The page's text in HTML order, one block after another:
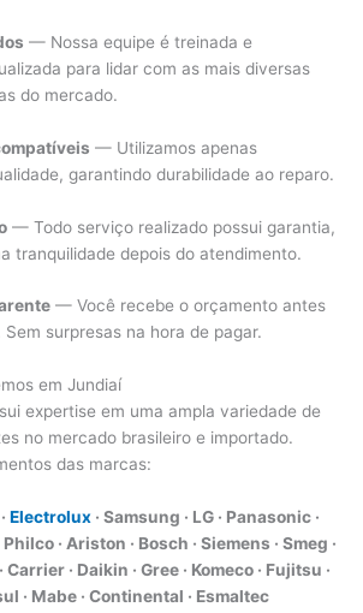
— Nossa equipe é treinada e
para lidar com as mais diversas
do mercado.
— Utilizamos apenas
garantindo durabilidade ao reparo.
— Todo serviço realizado possui garantia,
tranquilidade depois do atendimento.
— Você recebe o orçamento antes
surpresas na hora de pagar.
em Jundiaí
expertise em uma ampla variedade de
no mercado brasileiro e importado.
das marcas:
Electrolux · Samsung · LG · Panasonic ·
· Ariston · Bosch · Siemens · Smeg ·
· Daikin · Gree · Komeco · Fujitsu ·
· Mabe · Continental · Esmaltec